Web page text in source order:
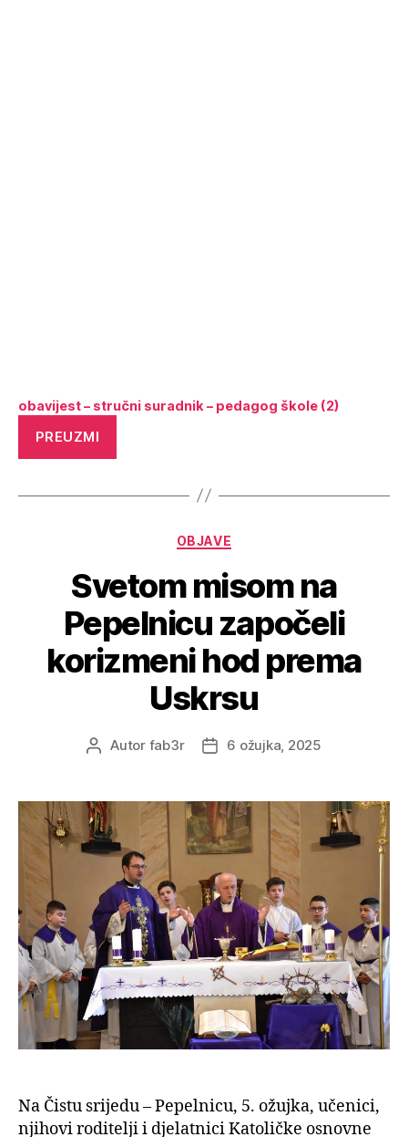
obavijest – stručni suradnik – pedagog škole (2)
PREUZMI
OBJAVE
Svetom misom na
Pepelnicu započeli
korizmeni hod prema
Uskrsu
Autor fab3r 6 ožujka, 2025
Na Čistu srijedu – Pepelnicu, 5. ožujka, učenici,
njihovi roditelji i djelatnici Katoličke osnovne